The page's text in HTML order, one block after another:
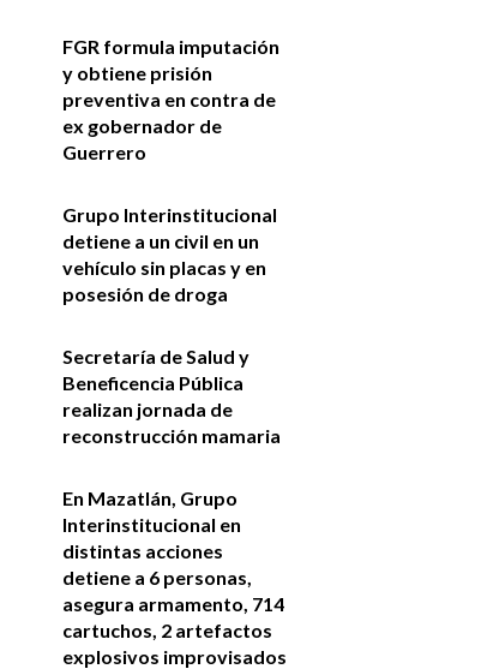
FGR formula imputación
y obtiene prisión
preventiva en contra de
ex gobernador de
Guerrero
Grupo Interinstitucional
detiene a un civil en un
vehículo sin placas y en
posesión de droga
Secretaría de Salud y
Beneficencia Pública
realizan jornada de
reconstrucción mamaria
En Mazatlán, Grupo
Interinstitucional en
distintas acciones
detiene a 6 personas,
asegura armamento, 714
cartuchos, 2 artefactos
explosivos improvisados